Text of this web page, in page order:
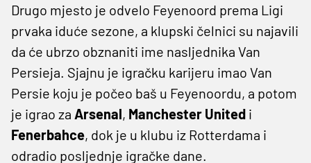
Drugo mjesto je odvelo Feyenoord prema Ligi
prvaka iduće sezone, a klupski čelnici su najavili
da će ubrzo obznaniti ime nasljednika Van
Persieja. Sjajnu je igračku karijeru imao Van
Persie koju je počeo baš u Feyenoordu, a potom
je igrao za Arsenal, Manchester United i
Fenerbahce, dok je u klubu iz Rotterdama i
odradio posljednje igračke dane.